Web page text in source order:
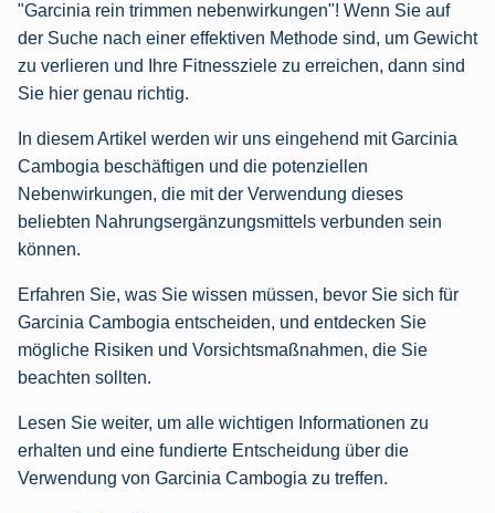
"Garcinia rein trimmen nebenwirkungen"! Wenn Sie auf
der Suche nach einer effektiven Methode sind, um Gewicht
zu verlieren und Ihre Fitnessziele zu erreichen, dann sind
Sie hier genau richtig.
In diesem Artikel werden wir uns eingehend mit Garcinia
Cambogia beschäftigen und die potenziellen
Nebenwirkungen, die mit der Verwendung dieses
beliebten Nahrungsergänzungsmittels verbunden sein
können.
Erfahren Sie, was Sie wissen müssen, bevor Sie sich für
Garcinia Cambogia entscheiden, und entdecken Sie
mögliche Risiken und Vorsichtsmaßnahmen, die Sie
beachten sollten.
Lesen Sie weiter, um alle wichtigen Informationen zu
erhalten und eine fundierte Entscheidung über die
Verwendung von Garcinia Cambogia zu treffen.